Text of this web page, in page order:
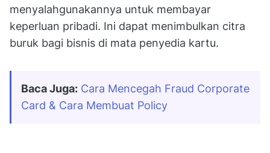
menyalahgunakannya untuk membayar
keperluan pribadi. Ini dapat menimbulkan citra
buruk bagi bisnis di mata penyedia kartu.
Baca Juga: Cara Mencegah Fraud Corporate
Card & Cara Membuat Policy